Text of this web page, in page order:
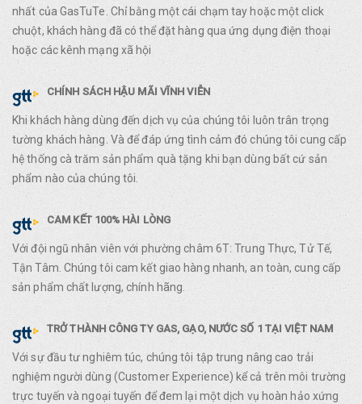
nhất của GasTuTe. Chỉ bằng một cái chạm tay hoặc một click
chuột, khách hàng đã có thể đặt hàng qua ứng dụng điện thoại
hoặc các kênh mạng xã hội
CHÍNH SÁCH HẬU MÃI VĨNH VIỄN
Khi khách hàng dùng đến dịch vụ của chúng tôi luôn trân trọng
tường khách hàng. Và để đáp ứng tình cảm đó chúng tôi cung cấp
hệ thống cà trăm sản phẩm quà tặng khi bạn dùng bất cứ sản
phẩm nào của chúng tôi.
CAM KẾT 100% HÀI LÒNG
Với đội ngũ nhân viên với phường châm 6T: Trung Thực, Tử Tế,
Tận Tâm. Chúng tôi cam kết giao hàng nhanh, an toàn, cung cấp
sản phẩm chất lượng, chính hãng.
TRỞ THÀNH CÔNG TY GAS, GẠO, NƯỚC SỐ 1 TẠI VIỆT NAM
Với sự đầu tư nghiêm túc, chúng tôi tập trung nâng cao trải
nghiệm người dùng (Customer Experience) kể cả trên môi trường
trực tuyến và ngoại tuyến để đem lại một dịch vụ hoàn hảo xứng